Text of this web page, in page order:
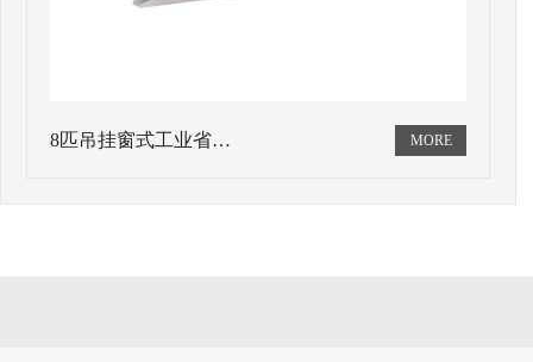
8匹吊挂窗式工业省…